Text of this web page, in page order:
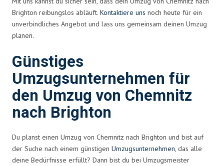
Brighton reibungslos abläuft. Kontaktiere uns noch heute für ein
unverbindliches Angebot und lass uns gemeinsam deinen Umzug
planen.
Günstiges
Umzugsunternehmen für
den Umzug von Chemnitz
nach Brighton
Du planst einen Umzug von Chemnitz nach Brighton und bist auf
der Suche nach einem günstigen Umzugsunternehmen, das alle
deine Bedürfnisse erfüllt? Dann bist du bei Umzugsmeister